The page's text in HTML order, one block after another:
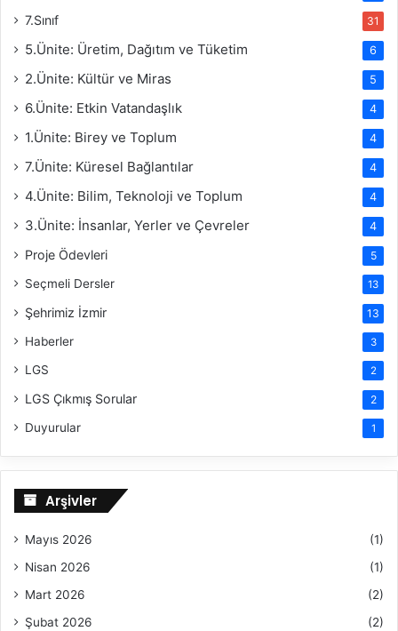
7.Sınıf 31
5.Ünite: Üretim, Dağıtım ve Tüketim 6
2.Ünite: Kültür ve Miras 5
6.Ünite: Etkin Vatandaşlık 4
1.Ünite: Birey ve Toplum 4
7.Ünite: Küresel Bağlantılar 4
4.Ünite: Bilim, Teknoloji ve Toplum 4
3.Ünite: İnsanlar, Yerler ve Çevreler 4
Proje Ödevleri 5
Seçmeli Dersler 13
Şehrimiz İzmir 13
Haberler 3
LGS 2
LGS Çıkmış Sorular 2
Duyurular 1
Arşivler
Mayıs 2026
(1)
Nisan 2026
(1)
Mart 2026
(2)
Şubat 2026
(2)